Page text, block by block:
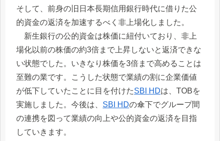
そして、前身の旧日本長期信用銀行時代に借りた公
的資金の返済を加速するべく非上場化しました。
新生銀行の公的資金は株価に紐付いており、非上
場化以前の株価の約3倍まで上昇しないと返済できな
い状態でした。いきなり株価を3倍まで高めることは
至難の業です。こうした状態で業績の割に企業価値
が低下していたことに目を付けたSBI HDは、TOBを
実施しました。今後は、 SBI HDの傘下でグループ間
の連携を図って業績の向上や公的資金の返済を目指
していきます。